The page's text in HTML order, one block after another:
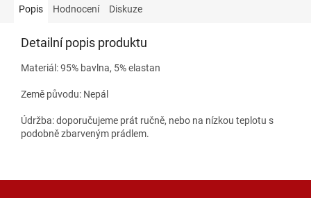
Popis Hodnocení Diskuze
Detailní popis produktu
Materiál: 95% bavlna, 5% elastan
Země původu: Nepál
Údržba: doporučujeme prát ručně, nebo na nízkou teplotu s
podobně zbarveným prádlem.